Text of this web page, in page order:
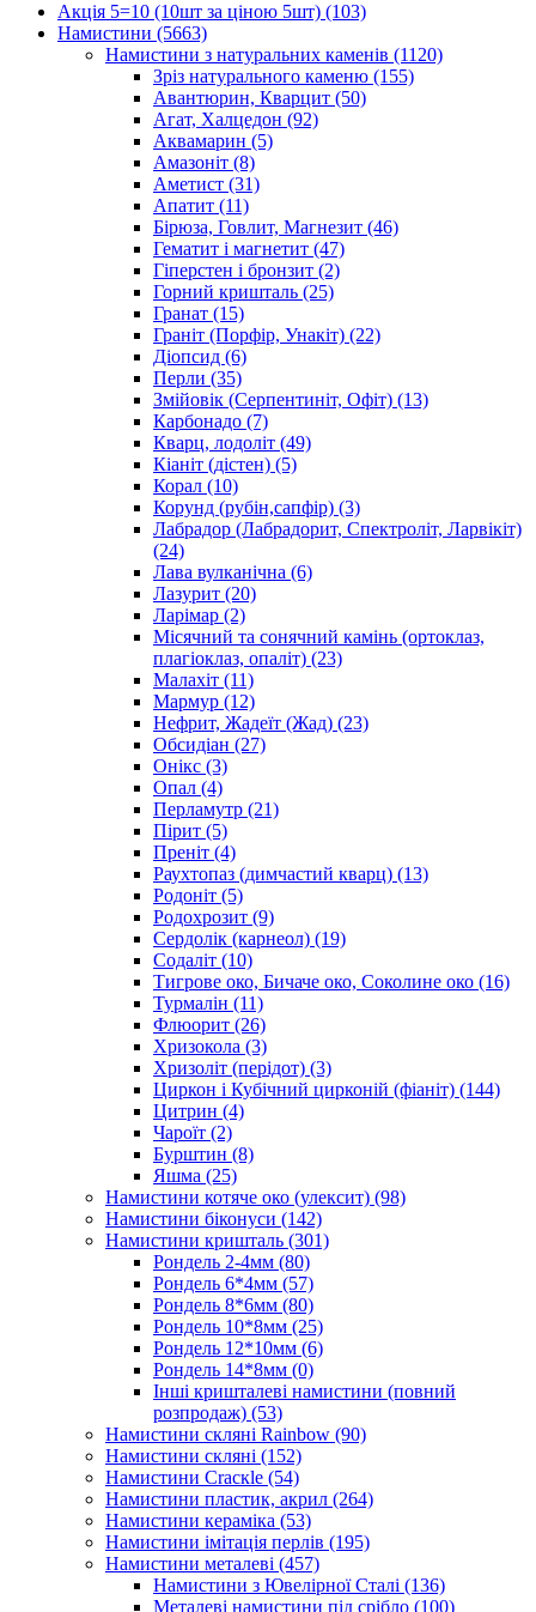
Акція 5=10 (10шт за ціною 5шт) (103)
Намистини (5663)
Намистини з натуральних каменів (1120)
Зріз натурального каменю (155)
Авантюрин, Кварцит (50)
Агат, Халцедон (92)
Аквамарин (5)
Амазоніт (8)
Аметист (31)
Апатит (11)
Бірюза, Говлит, Магнезит (46)
Гематит і магнетит (47)
Гіперстен і бронзит (2)
Горний кришталь (25)
Гранат (15)
Граніт (Порфір, Унакіт) (22)
Діопсид (6)
Перли (35)
Змійовік (Серпентиніт, Офіт) (13)
Карбонадо (7)
Кварц, лодоліт (49)
Кіаніт (дістен) (5)
Корал (10)
Корунд (рубін,сапфір) (3)
Лабрадор (Лабрадорит, Спектроліт, Ларвікіт)
(24)
Лава вулканічна (6)
Лазурит (20)
Ларімар (2)
Місячний та сонячний камінь (ортоклаз,
плагіоклаз, опаліт) (23)
Малахіт (11)
Мармур (12)
Нефрит, Жадеїт (Жад) (23)
Обсидіан (27)
Онікс (3)
Опал (4)
Перламутр (21)
Пірит (5)
Преніт (4)
Раухтопаз (димчастий кварц) (13)
Родоніт (5)
Родохрозит (9)
Сердолік (карнеол) (19)
Содаліт (10)
Тигрове око, Бичаче око, Соколине око (16)
Турмалін (11)
Флюорит (26)
Хризокола (3)
Хризоліт (перідот) (3)
Циркон і Кубічний цирконій (фіаніт) (144)
Цитрин (4)
Чароїт (2)
Бурштин (8)
Яшма (25)
Намистини котяче око (улексит) (98)
Намистини біконуси (142)
Намистини кришталь (301)
Рондель 2-4мм (80)
Рондель 6*4мм (57)
Рондель 8*6мм (80)
Рондель 10*8мм (25)
Рондель 12*10мм (6)
Рондель 14*8мм (0)
Інші кришталеві намистини (повний
розпродаж) (53)
Намистини скляні Rainbow (90)
Намистини скляні (152)
Намистини Cracкle (54)
Намистини пластик, акрил (264)
Намистини кераміка (53)
Намистини імітація перлів (195)
Намистини металеві (457)
Намистини з Ювелірної Сталі (136)
Металеві намистини під срібло (100)